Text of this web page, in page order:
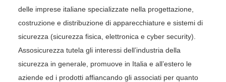
delle imprese italiane specializzate nella progettazione,
costruzione e distribuzione di apparecchiature e sistemi di
sicurezza (sicurezza fisica, elettronica e cyber security).
Assosicurezza tutela gli interessi dell’industria della
sicurezza in generale, promuove in Italia e all’estero le
aziende ed i prodotti affiancando gli associati per quanto